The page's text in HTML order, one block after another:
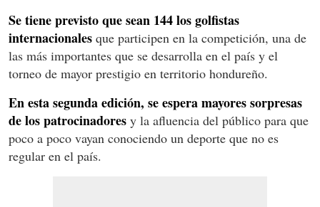
Se tiene previsto que sean 144 los golfistas
internacionales que participen en la competición, una de
las más importantes que se desarrolla en el país y el
torneo de mayor prestigio en territorio hondureño.
En esta segunda edición, se espera mayores sorpresas
de los patrocinadores y la afluencia del público para que
poco a poco vayan conociendo un deporte que no es
regular en el país.